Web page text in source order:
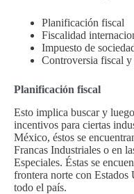
Planificación fiscal
Fiscalidad
Impuesto de
Controversia fiscal
Planificación fiscal
Esto implica buscar y
incentivos para ciertas
México, éstos se
Francas Industriales o en
Especiales. Éstas se
frontera norte con Estados
todo el país.